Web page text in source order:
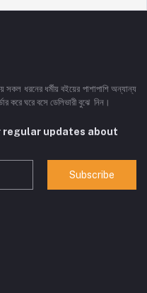
সকল ধরনের ধর্মীয় বইয়ের পাশাপাশি অন্যান্য
করে ঘরে বসে ডেলিভারী বুঝে নিন।
updates about
Subscribe